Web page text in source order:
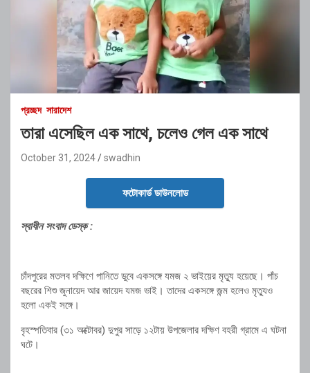
প্রচ্ছদ সারাদেশ
তারা এসেছিল এক সাথে, চলেও গেল এক সাথে
October 31, 2024 swadhin
ফটোকার্ড ডাউনলোড
স্বাধীন সংবাদ ডেস্ক :
চাঁদপুরের মতলব দক্ষিণে পানিতে ডুবে একসঙ্গে যমজ ২ ভাইয়ের মৃত্যু হয়েছে। পাঁচ
বছরের শিশু জুনায়েদ আর জায়েদ যমজ ভাই। তাদের একসঙ্গে জন্ম হলেও মৃত্যুও
হলো একই সঙ্গে।
বৃহস্পতিবার (৩১ অক্টোবর) দুপুর সাড়ে ১২টায় উপজেলার দক্ষিণ বহরী গ্রামে এ ঘটনা
ঘটে।